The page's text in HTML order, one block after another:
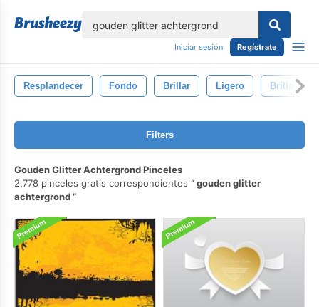
Iniciar sesión Regístrate
Resplandecer Fondo Brillar Ligero Brillo
Filters
Gouden Glitter Achtergrond Pinceles
2.778 pinceles gratis correspondientes
gouden glitter
achtergrond